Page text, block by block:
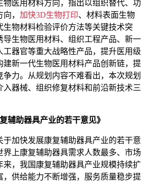
物医用材料方向，指出以组织替代、功
， 加快3D生物打印、材料表面生物
生物材料检验评价方法等关键技术突
导生物医用材料、组织工程产品、新一
工器官等重大战略性产品，提升医用级
建新一代生物医用材料产品创新链，提
力。从规划内容不难看出，本次规划
入器械、组织修复材料和前沿新技术三
辅助器具产业的若干意见》
于加快发展康复辅助器具产业的若干意
界上康复辅助器具需求人数最多、市场
来，我国康复辅助器具产业规模持续扩
，供给能力不断增强，服务质量稳步提